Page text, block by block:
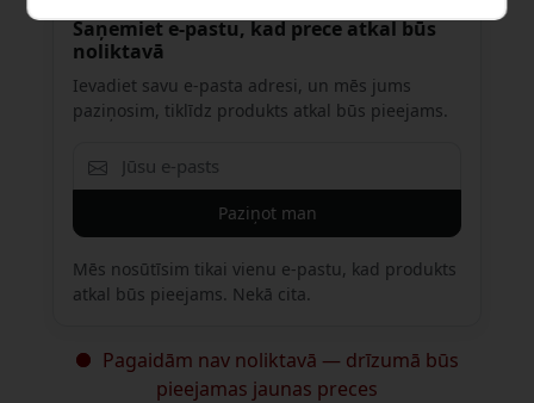
Saņemiet e-pastu, kad prece atkal būs
noliktavā
Ievadiet savu e-pasta adresi, un mēs jums
paziņosim, tiklīdz produkts atkal būs pieejams.
Paziņot man
Mēs nosūtīsim tikai vienu e-pastu, kad produkts
atkal būs pieejams. Nekā cita.
Pagaidām nav noliktavā — drīzumā būs
pieejamas jaunas preces